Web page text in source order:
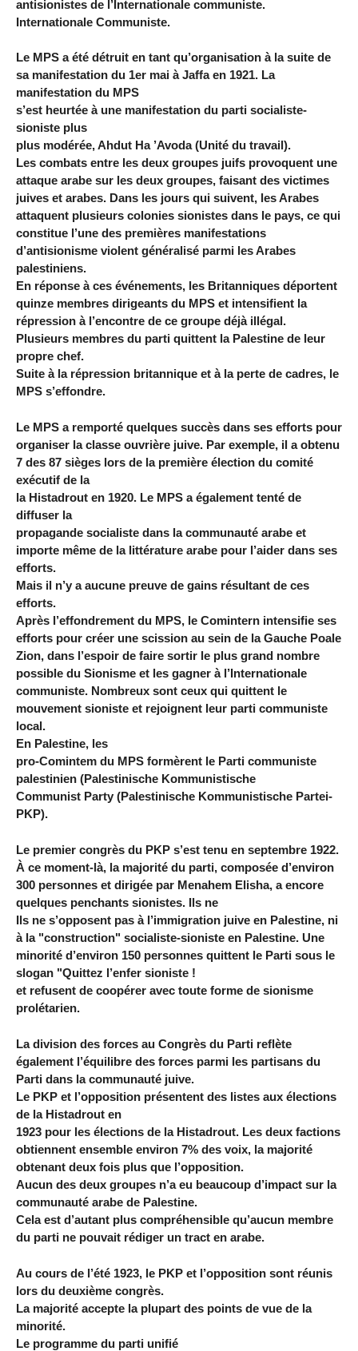
antisionistes de l’Internationale communiste.
Internationale Communiste.
Le MPS a été détruit en tant qu’organisation à la suite de
sa manifestation du 1er mai à Jaffa en 1921. La
manifestation du MPS
s’est heurtée à une manifestation du parti socialiste-
sioniste plus
plus modérée, Ahdut Ha ’Avoda (Unité du travail).
Les combats entre les deux groupes juifs provoquent une
attaque arabe sur les deux groupes, faisant des victimes
juives et arabes. Dans les jours qui suivent, les Arabes
attaquent plusieurs colonies sionistes dans le pays, ce qui
constitue l’une des premières manifestations
d’antisionisme violent généralisé parmi les Arabes
palestiniens.
En réponse à ces événements, les Britanniques déportent
quinze membres dirigeants du MPS et intensifient la
répression à l’encontre de ce groupe déjà illégal.
Plusieurs membres du parti quittent la Palestine de leur
propre chef.
Suite à la répression britannique et à la perte de cadres, le
MPS s’effondre.
Le MPS a remporté quelques succès dans ses efforts pour
organiser la classe ouvrière juive. Par exemple, il a obtenu
7 des 87 sièges lors de la première élection du comité
exécutif de la
la Histadrout en 1920. Le MPS a également tenté de
diffuser la
propagande socialiste dans la communauté arabe et
importe même de la littérature arabe pour l’aider dans ses
efforts.
Mais il n’y a aucune preuve de gains résultant de ces
efforts.
Après l’effondrement du MPS, le Comintern intensifie ses
efforts pour créer une scission au sein de la Gauche Poale
Zion, dans l’espoir de faire sortir le plus grand nombre
possible du Sionisme et les gagner à l’Internationale
communiste. Nombreux sont ceux qui quittent le
mouvement sioniste et rejoignent leur parti communiste
local.
En Palestine, les
pro-Comintem du MPS formèrent le Parti communiste
palestinien (Palestinische Kommunistische
Communist Party (Palestinische Kommunistische Partei-
PKP).
Le premier congrès du PKP s’est tenu en septembre 1922.
À ce moment-là, la majorité du parti, composée d’environ
300 personnes et dirigée par Menahem Elisha, a encore
quelques penchants sionistes. Ils ne
Ils ne s’opposent pas à l’immigration juive en Palestine, ni
à la "construction" socialiste-sioniste en Palestine. Une
minorité d’environ 150 personnes quittent le Parti sous le
slogan "Quittez l’enfer sioniste !
et refusent de coopérer avec toute forme de sionisme
prolétarien.
La division des forces au Congrès du Parti reflète
également l’équilibre des forces parmi les partisans du
Parti dans la communauté juive.
Le PKP et l’opposition présentent des listes aux élections
de la Histadrout en
1923 pour les élections de la Histadrout. Les deux factions
obtiennent ensemble environ 7% des voix, la majorité
obtenant deux fois plus que l’opposition.
Aucun des deux groupes n’a eu beaucoup d’impact sur la
communauté arabe de Palestine.
Cela est d’autant plus compréhensible qu’aucun membre
du parti ne pouvait rédiger un tract en arabe.
Au cours de l’été 1923, le PKP et l’opposition sont réunis
lors du deuxième congrès.
La majorité accepte la plupart des points de vue de la
minorité.
Le programme du parti unifié